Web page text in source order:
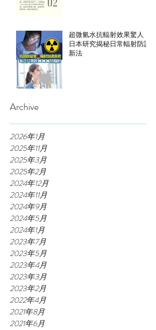
超微氫水抗輻射效果驚人！
日本研究揭秘日常輻射防護
新法
Archive
2026年1月
2025年11月
2025年3月
2025年2月
2024年12月
2024年11月
2024年9月
2024年5月
2024年1月
2023年7月
2023年5月
2023年4月
2023年3月
2023年2月
2022年4月
2021年8月
2021年6月